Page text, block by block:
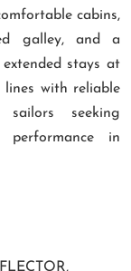
cabins,
galley, and a
stays at
lines with reliable
sailors seeking
performance in